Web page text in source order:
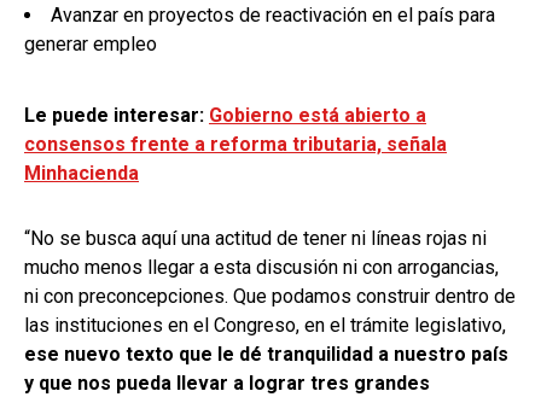
Avanzar en proyectos de reactivación en el país para
generar empleo
Le puede interesar: Gobierno está abierto a
consensos frente a reforma tributaria, señala
Minhacienda
“No se busca aquí una actitud de tener ni líneas rojas ni
mucho menos llegar a esta discusión ni con arrogancias,
ni con preconcepciones. Que podamos construir dentro de
las instituciones en el Congreso, en el trámite legislativo,
ese nuevo texto que le dé tranquilidad a nuestro país
y que nos pueda llevar a lograr tres grandes